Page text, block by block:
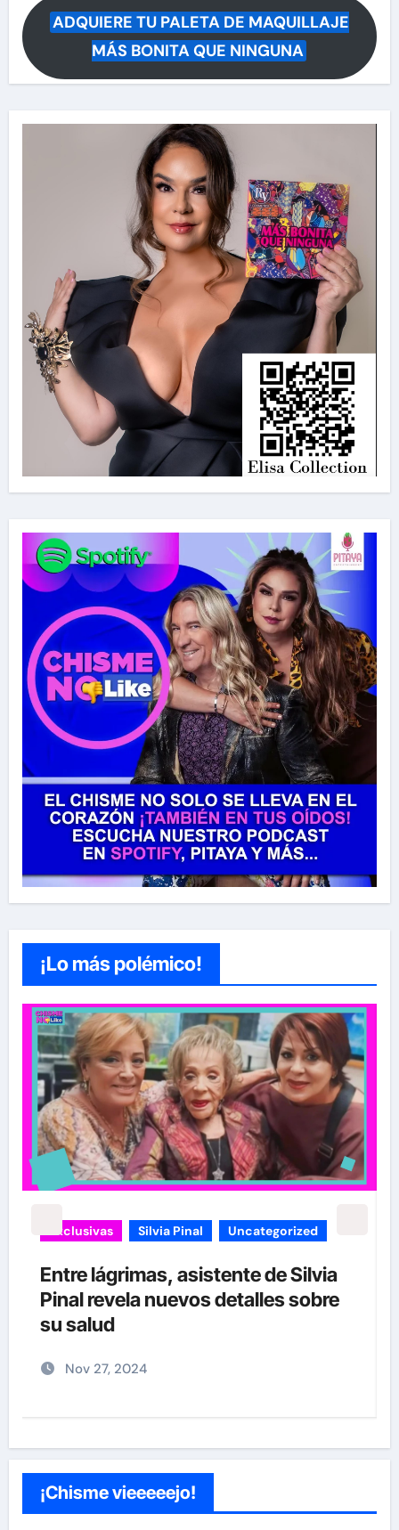
ADQUIERE TU PALETA DE MAQUILLAJE
MÁS BONITA QUE NINGUNA
¡Lo más polémico!
Exclusivas Silvia Pinal Uncategorized
Entre lágrimas, asistente de Silvia
Pinal revela nuevos detalles sobre
su salud
Nov 27, 2024
¡Chisme vieeeeejo!